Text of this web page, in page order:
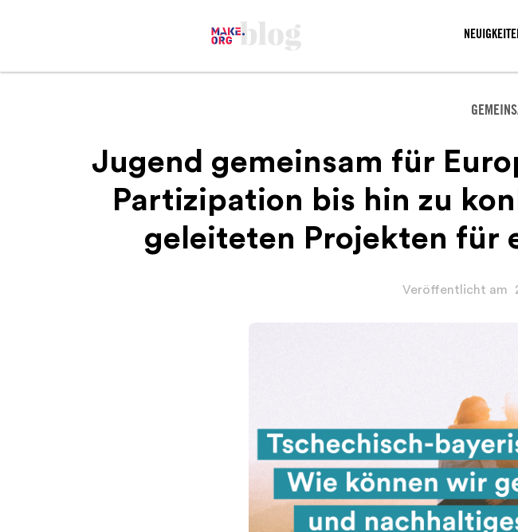
Jugend gemeinsam für
Partizipation bis hin zu
geleiteten Projekten für
Veröffentlicht am